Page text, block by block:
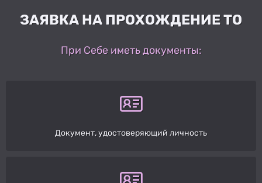
ЗАЯВКА НА ПРОХОЖДЕНИЕ ТО
При Себе иметь документы:
Документ, удостоверяющий личность